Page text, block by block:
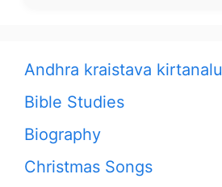
Andhra kraistava kirtanalu
Bible Studies
Biography
Christmas Songs